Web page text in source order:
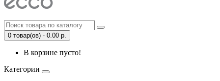
0 товар(ов) - 0.00 р.
В корзине пусто!
Категории